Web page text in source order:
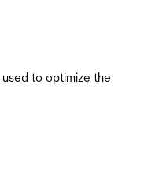
to optimize the